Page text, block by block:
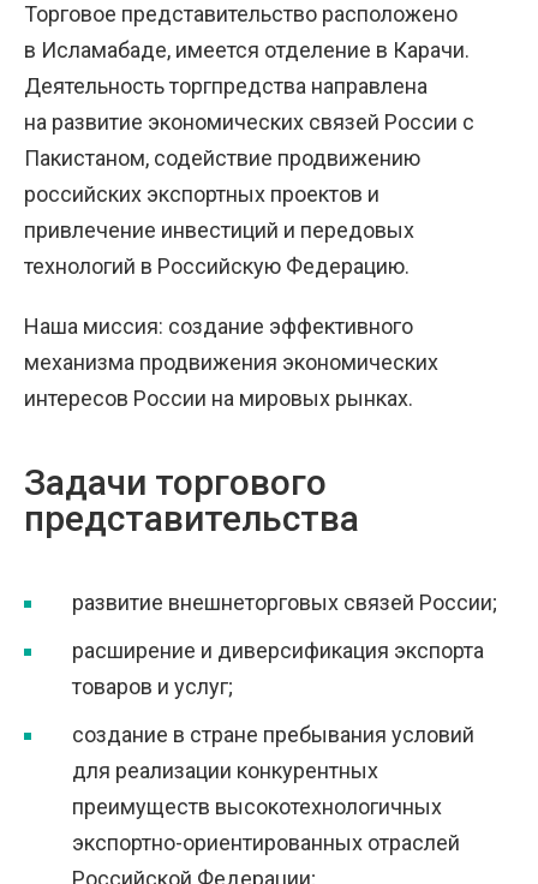
Торговое представительство расположено
в Исламабаде, имеется отделение в Карачи.
Деятельность торгпредства направлена
на развитие экономических связей России с
Пакистаном, содействие продвижению
российских экспортных проектов и
привлечение инвестиций и передовых
технологий в Российскую Федерацию.
Наша миссия: создание эффективного
механизма продвижения экономических
интересов России на мировых рынках.
Задачи торгового
представительства
развитие внешнеторговых связей России;
расширение и диверсификация экспорта
товаров и услуг;
создание в стране пребывания условий
для реализации конкурентных
преимуществ высокотехнологичных
экспортно-ориентированных отраслей
Российской Федерации;